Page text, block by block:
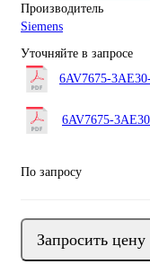
Производитель
Siemens
Уточняйте в запросе
6AV7675-
6AV7675-
По запросу
Запросить цену